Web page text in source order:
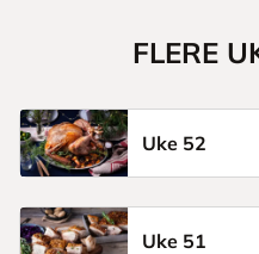
FLERE
Uke 52
Uke 51